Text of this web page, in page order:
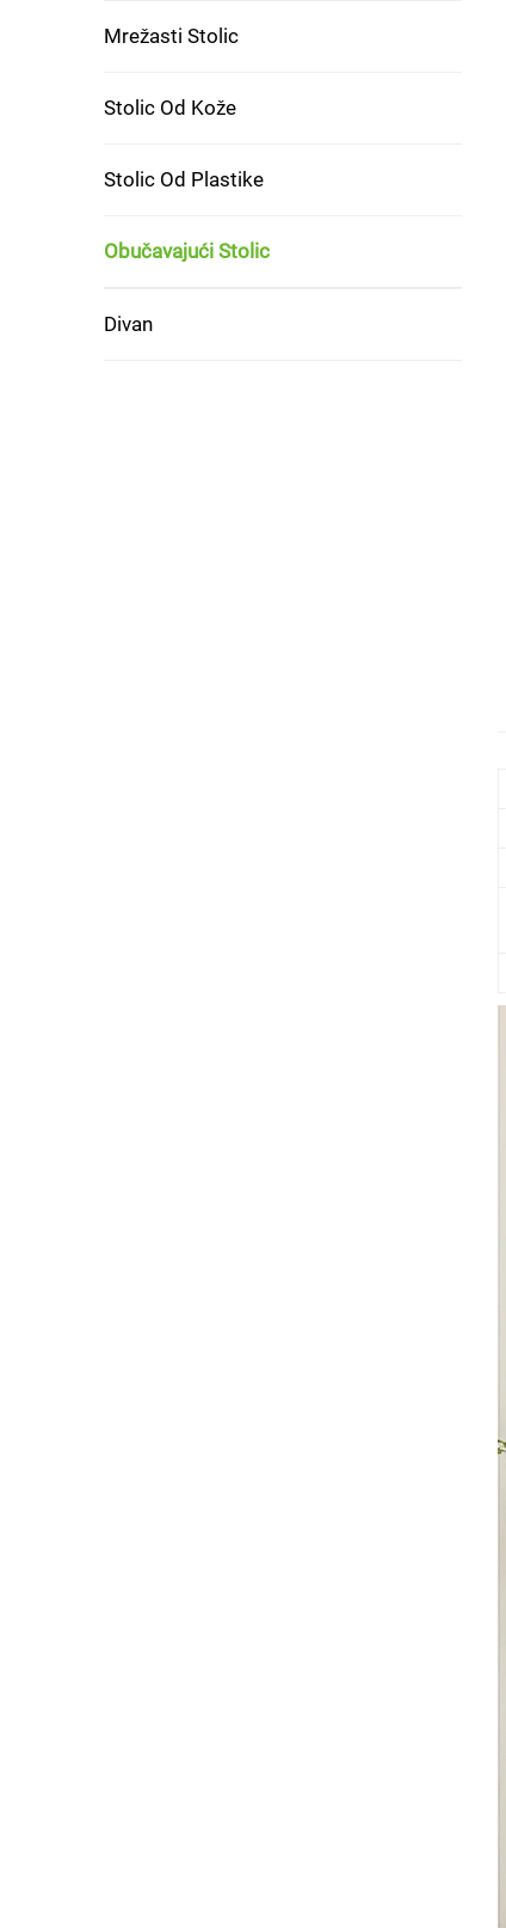
Mrežasti Stolic
Stolic Od Kože
Stolic Od Plastike
Obučavajući Stolic
Divan